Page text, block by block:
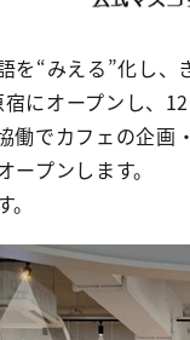
を“みえる”化し
にオープンし、
働でカフェの企
プンします。